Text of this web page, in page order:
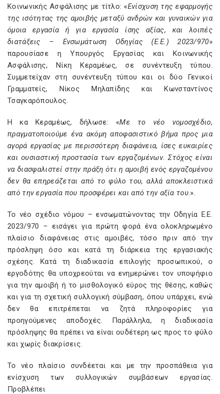
Κοινωνικής Ασφάλισης με τίτλο: «Ενίσχυση της εφαρμογής
της ισότητας της αμοιβής μεταξύ ανδρών και γυναικών για
όμοια εργασία ή για εργασία ίσης αξίας, και λοιπές
διατάξεις – Ενσωμάτωση Οδηγίας (Ε.Ε.) 2023/970»
παρουσίασε η Υπουργός Εργασίας και Κοινωνικής
Ασφάλισης, Νίκη Κεραμέως, σε συνέντευξη τύπου.
Συμμετείχαν στη συνέντευξη τύπου και οι δύο Γενικοί
Γραμματείς, Νίκος Μηλαπίδης και Κωνσταντίνος
Τσαγκαρόπουλος.
Η κα Κεραμέως, δήλωσε: «Με το νέο νομοσχέδιο,
πραγματοποιούμε ένα ακόμη αποφασιστικό βήμα προς μια
αγορά εργασίας με περισσότερη διαφάνεια, ίσες ευκαιρίες
και ουσιαστική προστασία των εργαζομένων. Στόχος είναι
να διασφαλιστεί στην πράξη ότι η αμοιβή ενός εργαζομένου
δεν θα επηρεάζεται από το φύλο του, αλλά αποκλειστικά
από την εργασία που προσφέρει και από την αξία του.».
Το νέο σχέδιο νόμου – ενσωματώνοντας την Οδηγία Ε.Ε.
2023/970 – εισάγει για πρώτη φορά ένα ολοκληρωμένο
πλαίσιο διαφάνειας στις αμοιβές, τόσο πριν από την
πρόσληψη όσο και κατά τη διάρκεια της εργασιακής
σχέσης. Κατά τη διαδικασία επιλογής προσωπικού, ο
εργοδότης θα υποχρεούται να ενημερώνει τον υποψήφιο
για την αμοιβή ή το μισθολογικό εύρος της θέσης, καθώς
και για τη σχετική συλλογική σύμβαση, όπου υπάρχει, ενώ
δεν θα επιτρέπεται να ζητά πληροφορίες για
προηγούμενες αποδοχές. Παράλληλα, η διαδικασία
πρόσληψης θα πρέπει να είναι ουδέτερη ως προς το φύλο
και χωρίς διακρίσεις.
Το νέο πλαίσιο συνδέεται και με την προσπάθεια για
ενίσχυση των συλλογικών συμβάσεων εργασίας.
Προβλέπει